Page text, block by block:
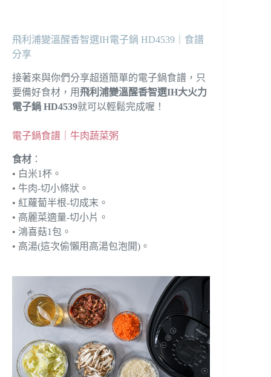
飛利浦變溫醒香智選IH電子鍋 HD4539｜食譜
分享
接著來與你們分享超道簡單的電子鍋食譜，只
要備好食材，用飛利浦變溫醒香智選IH大火力
電子鍋 HD4539就可以輕鬆完成喔！
電子鍋食譜｜牛肉蔬菜粥
食材 ：
• 白米1杯。
• 牛肉-切小條狀。
• 紅蘿蔔半根-切成末。
• 高麗菜適量-切小片。
• 鴻喜菇1包。
• 高湯(這次偷懶用高湯包泡開)。